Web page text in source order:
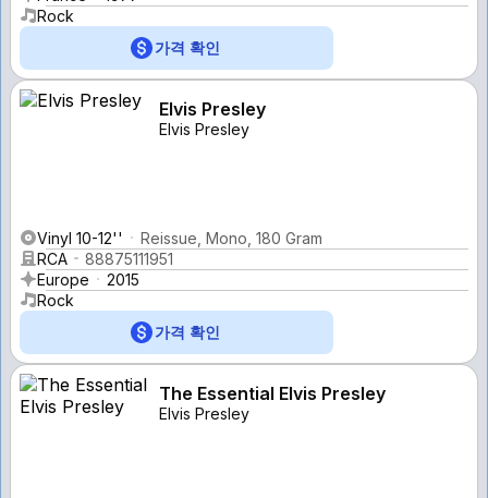
Rock
가격 확인
Elvis Presley
Elvis Presley
Vinyl 10-12''
Reissue, Mono, 180 Gram
RCA
88875111951
Europe
2015
Rock
가격 확인
The Essential Elvis Presley
Elvis Presley